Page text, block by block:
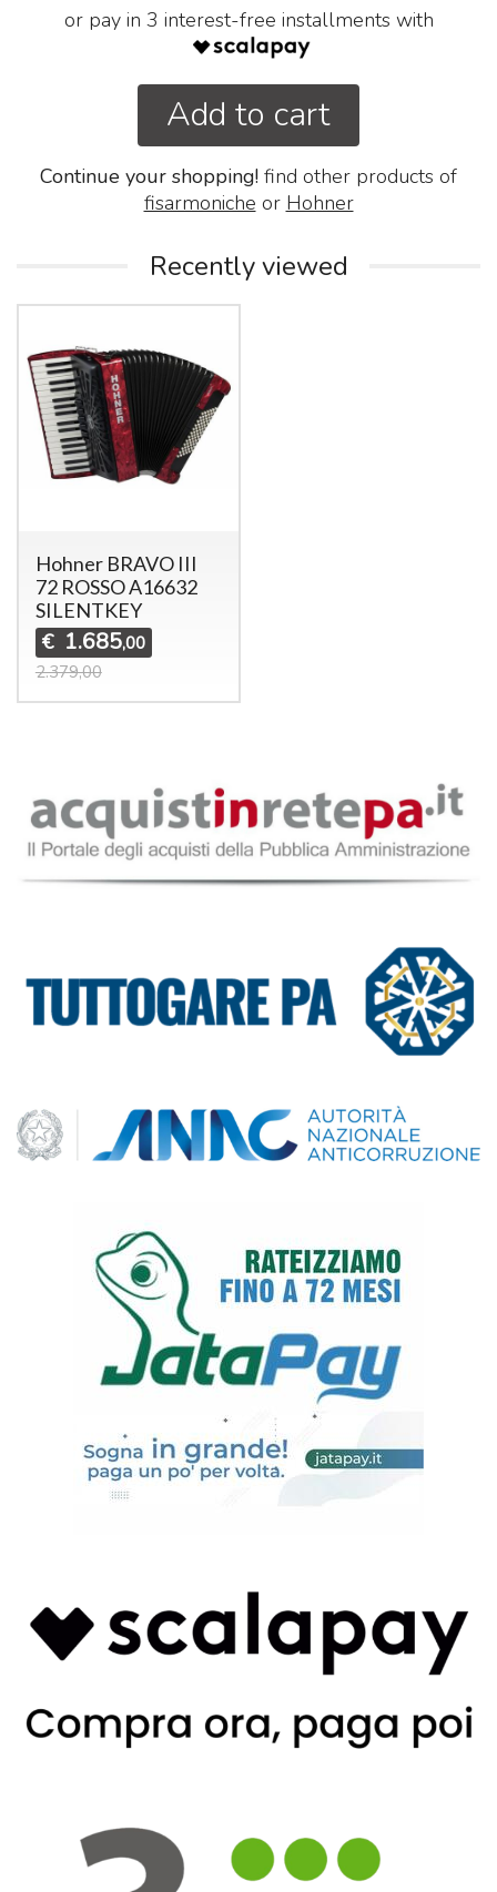
or pay in 3 interest-free installments with
Add to cart
Continue your shopping! find other products of
fisarmoniche or Hohner
Recently viewed
Hohner BRAVO III
72 ROSSO A16632
SILENTKEY
€ 1.685,00
2.379,00